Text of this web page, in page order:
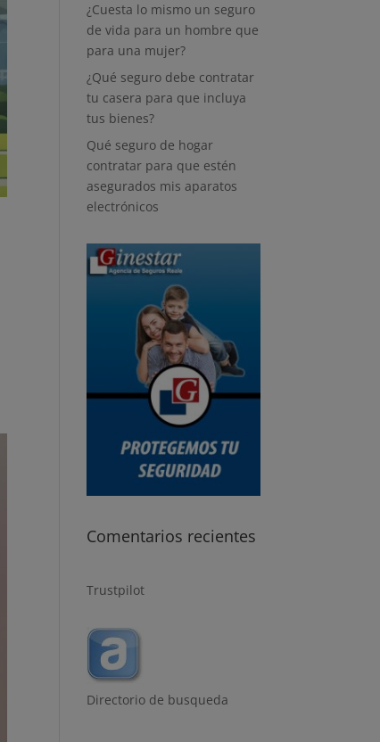
¿Cuesta lo mismo un seguro
de vida para un hombre que
para una mujer?
¿Qué seguro debe contratar
tu casera para que incluya
tus bienes?
Qué seguro de hogar
contratar para que estén
asegurados mis aparatos
electrónicos
Comentarios recientes
Trustpilot
Directorio de busqueda